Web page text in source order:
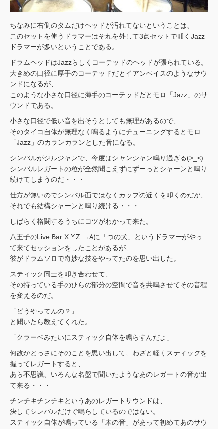
ちなみに右側のタムだけヘッドが汚れてないということは、
このセットを使うドラマーはそれを外して3点セットで叩くJazz
ドラマーが多いということである。
ドラムヘッドはJazzらしくコーテッドのヘッドが張られている。
大きめの口径に厚手のコーテッドだとイアンペイスのようなサウ
ンドになるが、
このような小さな口径に薄手のコーテッドだとモロ「Jazz」のサ
ウンドである。
小さな口径で低い音を出そうとしても無理があるので、
そのタイコ自体が無理なく鳴るようにチューニングするとモロ
「Jazz」のカランカランとした音になる。
シンバルがジルジャンで、今度はシャンシャン鳴り過ぎる(>_<)
シンバルレガートの粒が全然聞こえずにずーっとシャーンと鳴り
続けてしまうのだ・・・
仕方が無いのでシンバル面ではなくカップの近くを叩くのだが、
それでも結構シャーンと鳴り続ける・・・
しばらく格闘するうちにコツがわかって来た。
八王子のLive Bar X.Y.Z.→Aに「つの犬」というドラマーがやっ
て来てセッションをしたことがあるが、
彼がドラムソロで奇妙な技をやってたのを思い出した。
スティック同士を叩き合わせて、
その持っている手のひらの部分の空間で音を共鳴させてその音程
を変えるのだ。
「どうやってんの？」
と聞いたら教えてくれた。
「クラーベみたいにスティック自体を鳴らすんだよ」
何故かとっさにそのことを思い出して、わざと軽くスティックを
握ってレガートすると、
あら不思議、いろんな名盤で聞いたようなあのレガートの音が出
て来る・・・
チンチキチンチキというあのレガートサウンドは、
決してシンバルだけで鳴らしているのではない。
スティック自体が鳴っている「木の音」があって初めてあのサウ